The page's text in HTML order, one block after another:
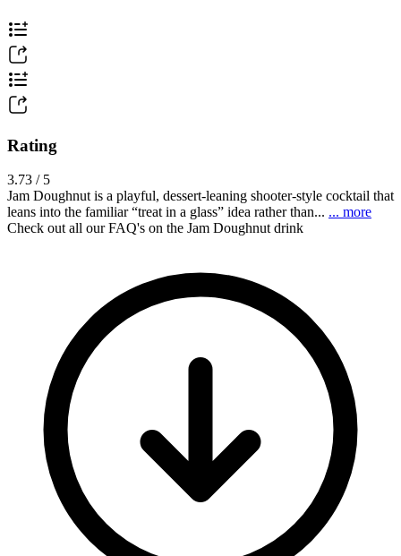
Rating
3.73 / 5
Jam Doughnut is a playful, dessert-leaning shooter-style cocktail that
leans into the familiar “treat in a glass” idea rather than... ... more
Check out all our FAQ's on the Jam Doughnut drink